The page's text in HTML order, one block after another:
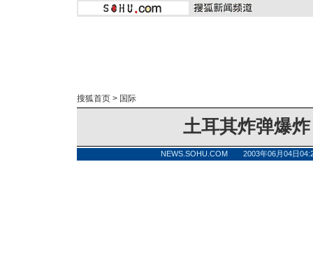
搜狐首页 > 国际
土耳其炸弹爆
NEWS.SOHU.COM 2003年06月04日